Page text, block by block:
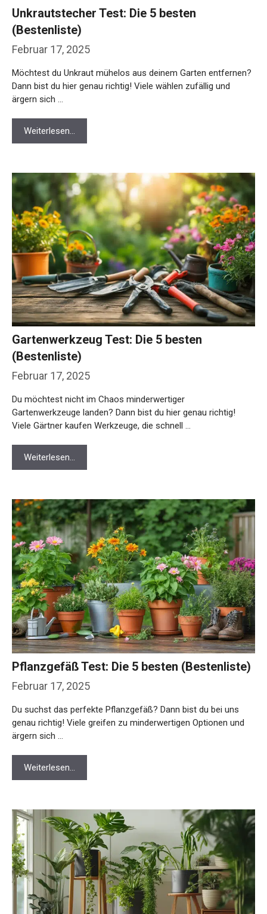
Februar 17, 2025
Unkrautstecher Test: Die 5 besten
(Bestenliste)
Möchtest du Unkraut mühelos aus deinem Garten entfernen?
Dann bist du hier genau richtig! Viele wählen zufällig und
ärgern sich …
Weiterlesen…
Februar 17, 2025
Gartenwerkzeug Test: Die 5 besten
(Bestenliste)
Du möchtest nicht im Chaos minderwertiger
Gartenwerkzeuge landen? Dann bist du hier genau richtig!
Viele Gärtner kaufen Werkzeuge, die schnell …
Weiterlesen…
Februar 17, 2025
Pflanzgefäß Test: Die 5 besten (Bestenliste)
Du suchst das perfekte Pflanzgefäß? Dann bist du bei uns
genau richtig! Viele greifen zu minderwertigen Optionen und
ärgern sich …
Weiterlesen…